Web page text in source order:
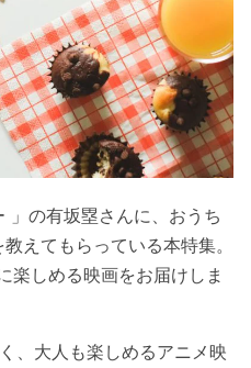
」の有坂塁さんに、おうち
えてもらっている本特集。
楽しめる映画をお届けしま
、大人も楽しめるアニメ映